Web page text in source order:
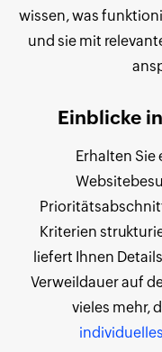
wissen, was
und sie mit
Einblicke
Erhalten Sie
Kriterien
liefert Ihnen
Verweildauer auf
vieles mehr,